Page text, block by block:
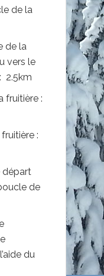
de la
de la
vers le
2.5km
fruitière :
:
départ
de
du